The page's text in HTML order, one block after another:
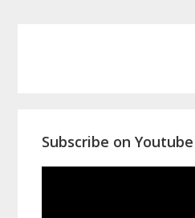
Subscribe on Youtube